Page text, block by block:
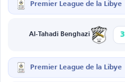
Premier League de la Libye
Al-Tahadi Benghazi 3
Premier League de la Libye